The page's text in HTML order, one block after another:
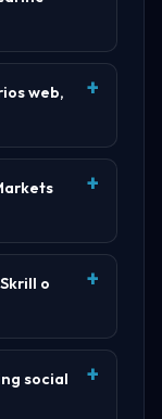
web,
o
social